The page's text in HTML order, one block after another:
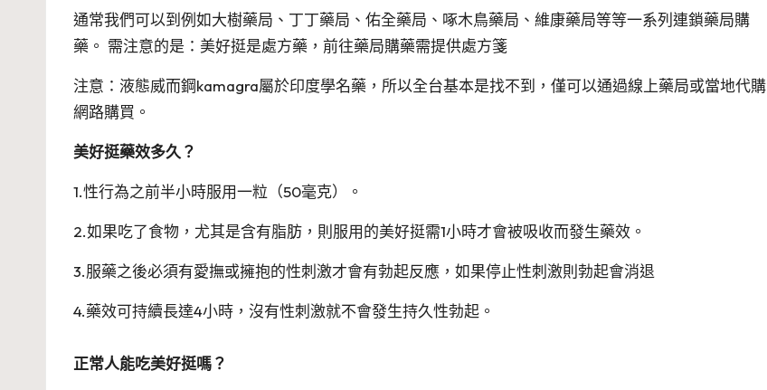
通常我們可以到例如大樹藥局、丁丁藥局、佑全藥局、啄木鳥藥局、維康藥局等等一系列連鎖藥局購
藥。 需注意的是：美好挺是處方藥，前往藥局購藥需提供處方箋
注意：液態威而鋼kamagra屬於印度學名藥，所以全台基本是找不到，僅可以通過線上藥局或當地代購
網路購買。
美好挺藥效多久？
1.性行為之前半小時服用一粒（50毫克）。
2.如果吃了食物，尤其是含有脂肪，則服用的美好挺需1小時才會被吸收而發生藥效。
3.服藥之後必須有愛撫或擁抱的性刺激才會有勃起反應，如果停止性刺激則勃起會消退
4.藥效可持續長達4小時，沒有性刺激就不會發生持久性勃起。
正常人能吃美好挺嗎？